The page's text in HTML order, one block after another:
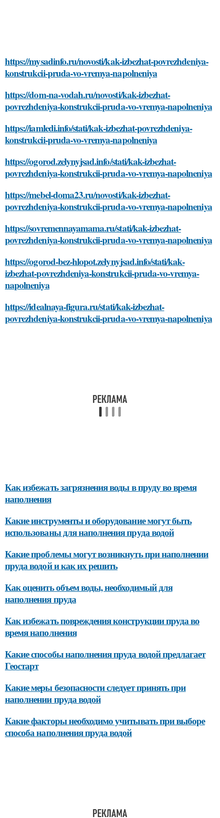
https://mysadinfo.ru/novosti/kak-izbezhat-povrezhdeniya-
konstrukcii-pruda-vo-vremya-napolneniya
https://dom-na-vodah.ru/novosti/kak-izbezhat-
povrezhdeniya-konstrukcii-pruda-vo-vremya-napolneniya
https://iamledi.info/stati/kak-izbezhat-povrezhdeniya-
konstrukcii-pruda-vo-vremya-napolneniya
https://ogorod.zelynyjsad.info/stati/kak-izbezhat-
povrezhdeniya-konstrukcii-pruda-vo-vremya-napolneniya
https://mebel-doma23.ru/novosti/kak-izbezhat-
povrezhdeniya-konstrukcii-pruda-vo-vremya-napolneniya
https://sovremennayamama.ru/stati/kak-izbezhat-
povrezhdeniya-konstrukcii-pruda-vo-vremya-napolneniya
https://ogorod-bez-hlopot.zelynyjsad.info/stati/kak-
izbezhat-povrezhdeniya-konstrukcii-pruda-vo-vremya-
napolneniya
https://idealnaya-figura.ru/stati/kak-izbezhat-
povrezhdeniya-konstrukcii-pruda-vo-vremya-napolneniya
Как избежать загрязнения воды в пруду во время
наполнения
Какие инструменты и оборудование могут быть
использованы для наполнения пруда водой
Какие проблемы могут возникнуть при наполнении
пруда водой и как их решить
Как оценить объем воды, необходимый для
наполнения пруда
Как избежать повреждения конструкции пруда во
время наполнения
Какие способы наполнения пруда водой предлагает
Геостарт
Какие меры безопасности следует принять при
наполнении пруда водой
Какие факторы необходимо учитывать при выборе
способа наполнения пруда водой